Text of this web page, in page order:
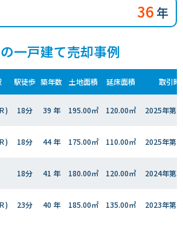
36年
一戸建て売却事例
駅徒歩 築年数 土地面積 延床面積 取引時
) 18分 39 年 195.00㎡ 120.00㎡ 2025年第2
) 18分 44 年 175.00㎡ 110.00㎡ 2025年第2
18分 41 年 180.00㎡ 120.00㎡ 2024年第3
) 23分 40 年 185.00㎡ 135.00㎡ 2023年第4